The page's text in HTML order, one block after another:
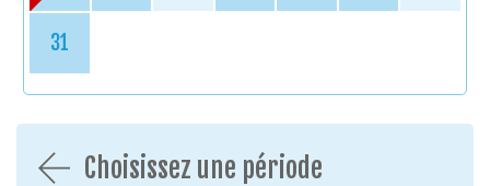
31
Choisissez une période